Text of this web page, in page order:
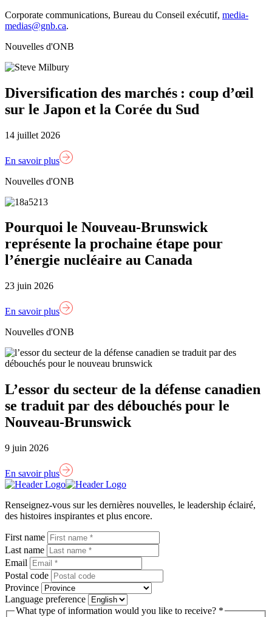
Corporate communications, Bureau du Conseil exécutif, media-
medias@gnb.ca.
Nouvelles d'ONB
Diversification des marchés : coup d’œil
sur le Japon et la Corée du Sud
14 juillet 2026
En savoir plus
Nouvelles d'ONB
Pourquoi le Nouveau-Brunswick
représente la prochaine étape pour
l’énergie nucléaire au Canada
23 juin 2026
En savoir plus
Nouvelles d'ONB
L’essor du secteur de la défense canadien
se traduit par des débouchés pour le
Nouveau-Brunswick
9 juin 2026
En savoir plus
Lien
d'accueil
Renseignez-vous sur les dernières nouvelles, le leadership éclairé,
des histoires inspirantes et plus encore.
First name
Last name
Email
Postal code
Province
Language preference
What type of information would you like to receive? *